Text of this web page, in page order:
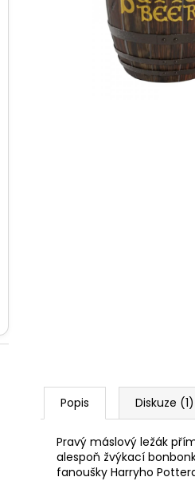
Popis Diskuze (1)
Pravý máslový ležák
alespoň žvýkací
fanoušky Harryho